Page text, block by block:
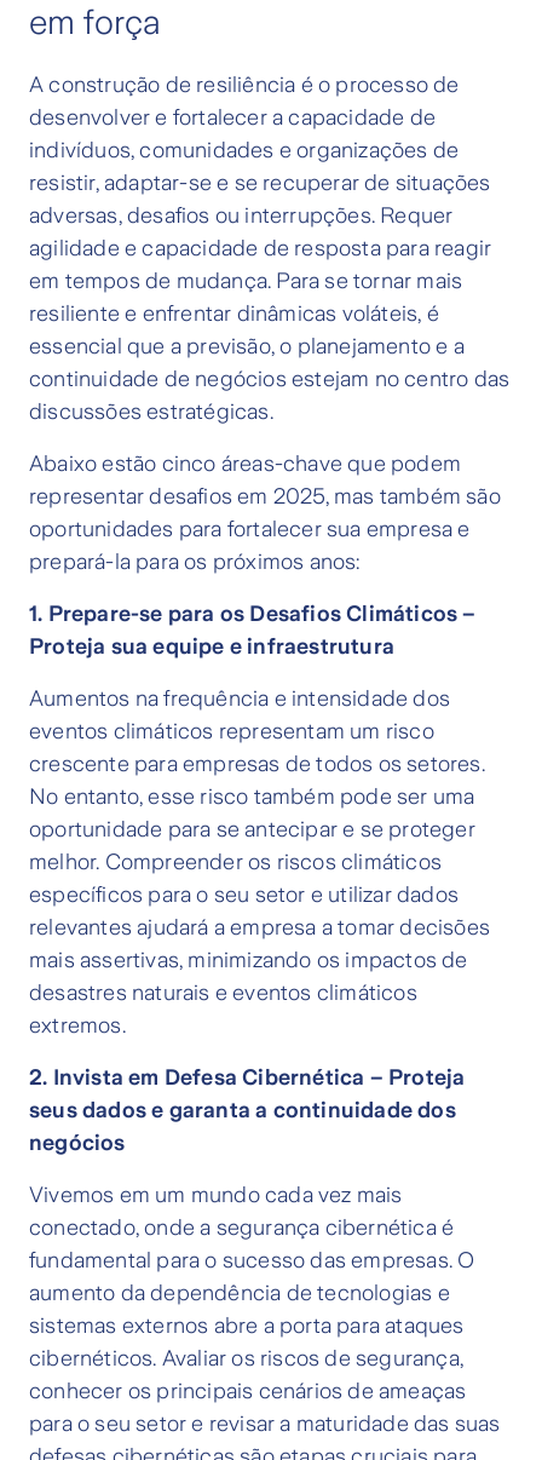
em força
A construção de resiliência é o processo de
desenvolver e fortalecer a capacidade de
indivíduos, comunidades e organizações de
resistir, adaptar-se e se recuperar de situações
adversas, desafios ou interrupções. Requer
agilidade e capacidade de resposta para reagir
em tempos de mudança. Para se tornar mais
resiliente e enfrentar dinâmicas voláteis, é
essencial que a previsão, o planejamento e a
continuidade de negócios estejam no centro das
discussões estratégicas.
Abaixo estão cinco áreas-chave que podem
representar desafios em 2025, mas também são
oportunidades para fortalecer sua empresa e
prepará-la para os próximos anos:
1. Prepare-se para os Desafios Climáticos –
Proteja sua equipe e infraestrutura
Aumentos na frequência e intensidade dos
eventos climáticos representam um risco
crescente para empresas de todos os setores.
No entanto, esse risco também pode ser uma
oportunidade para se antecipar e se proteger
melhor. Compreender os riscos climáticos
específicos para o seu setor e utilizar dados
relevantes ajudará a empresa a tomar decisões
mais assertivas, minimizando os impactos de
desastres naturais e eventos climáticos
extremos.
2. Invista em Defesa Cibernética – Proteja
seus dados e garanta a continuidade dos
negócios
Vivemos em um mundo cada vez mais
conectado, onde a segurança cibernética é
fundamental para o sucesso das empresas. O
aumento da dependência de tecnologias e
sistemas externos abre a porta para ataques
cibernéticos. Avaliar os riscos de segurança,
conhecer os principais cenários de ameaças
para o seu setor e revisar a maturidade das suas